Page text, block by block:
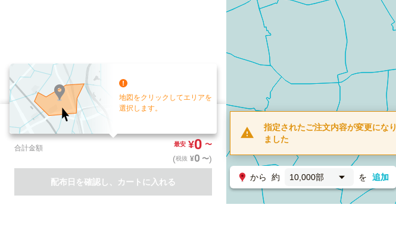
地図をクリックしてエリアを
選択します。
配布部数
お手元送付
合計金額 最安 ¥0 〜
(税抜 ¥0 〜)
配布日を確認し、カートに入れる
指定されたご注文内容が変更になり
ました
から 約 10,000部 を 追加